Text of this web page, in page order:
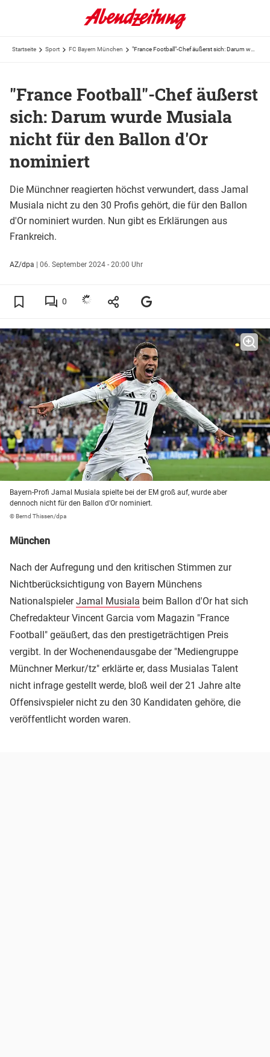
Startseite Sport FC Bayern München
"France Football"-Chef äußerst
sich: Darum wurde Musiala
nicht für den Ballon d'Or
nominiert
Die Münchner reagierten höchst verwundert, dass Jamal
Musiala nicht zu den 30 Profis gehört, die für den Ballon
d'Or nominiert wurden. Nun gibt es Erklärungen aus
Frankreich.
AZ/dpa | 06. September 2024 - 20:00 Uhr
0
Bayern-Profi Jamal Musiala spielte bei der EM groß auf, wurde aber
dennoch nicht für den Ballon d'Or nominiert.
© Bernd Thissen/dpa
München
Nach der Aufregung und den kritischen Stimmen zur
Nichtberücksichtigung von Bayern Münchens
NationalspielerJamal Musiala beim Ballon d'Or hat sich
Chefredakteur Vincent Garcia vom Magazin "France
Football" geäußert, das den prestigeträchtigen Preis
vergibt. In der Wochenendausgabe der "Mediengruppe
Münchner Merkur/tz" erklärte er, dass Musialas Talent
nicht infrage gestellt werde, bloß weil der 21 Jahre alte
Offensivspieler nicht zu den 30 Kandidaten gehöre, die
veröffentlicht worden waren.